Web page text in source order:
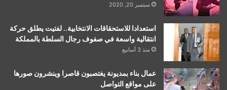
سبتمبر 20, 2020
استعدادا للاستحقاقات الانتخابية.. لفتيت يطلق حركة
انتقالية واسعة في صفوف رجال السلطة بالمملكة
منذ 3 أسابيع
عمال بناء بمديونة يغتصبون قاصرا وينشرون صورها
على مواقع التواصل